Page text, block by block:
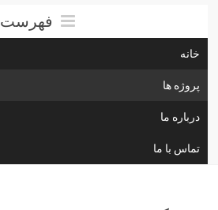
فهرست
خانه
پروژه ها
درباره ما
تماس با ما